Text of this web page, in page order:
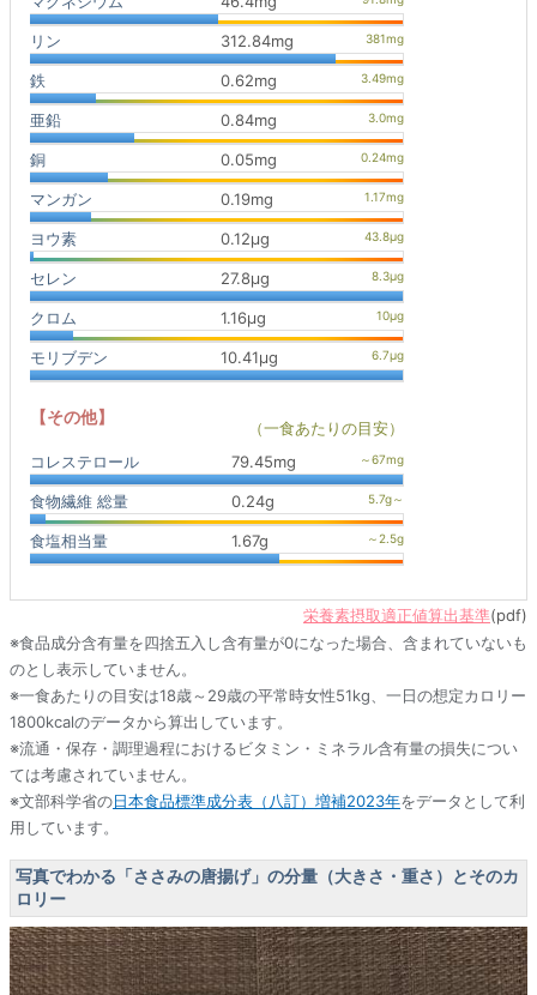
リン 312.84mg
鉄 0.62mg
亜鉛 0.84mg
銅 0.05mg
マンガン 0.19mg
ヨウ素 0.12μg
セレン 27.8μg
クロム 1.16μg
モリブデン 10.41μg
【その他】
（一食あたりの目安）
コレステロール
79.45mg
食物繊維 総量 0.24g
食塩相当量 1.67g
栄養素摂取適正値算出基準(pdf)
※食品成分含有量を四捨五入し含有量が0になった場合、含まれていないも
のとし表示していません。
※一食あたりの目安は18歳～29歳の平常時女性51kg、一日の想定カロリー
1800kcalのデータから算出しています。
※流通・保存・調理過程におけるビタミン・ミネラル含有量の損失につい
ては考慮されていません。
※文部科学省の日本食品標準成分表（八訂）増補2023年をデータとして利
用しています。
写真でわかる「ささみの唐揚げ」の分量（大きさ・重さ）とそのカ
ロリー